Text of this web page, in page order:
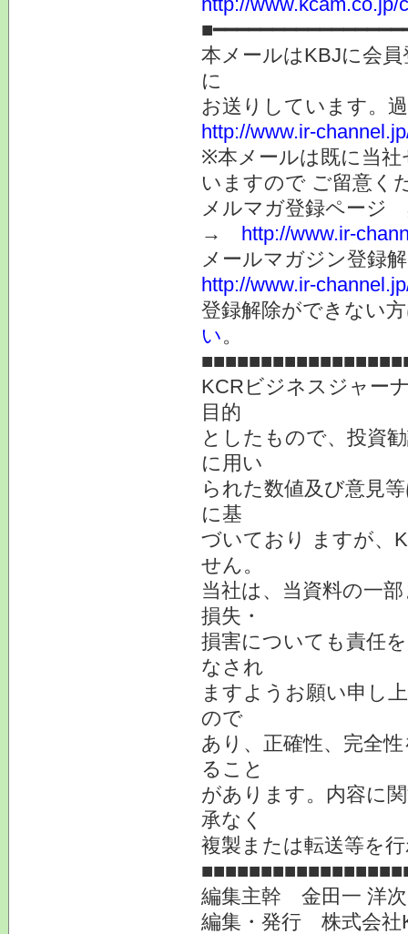
本メールはKBJに会
に
お送りしています。
http://www.ir-
※本メールは既に当
いますので ご留意く
メルマガ登録ページ
→ http://www.ir-
メールマガジン登録
http://www.ir-
登録解除ができない
い。
KCRビジネスジャー
目的
としたもので、投資
に用い
られた数値及び意見
に基
づいており ますが、
せん。
当社は、当資料の一
損失・
損害についても責任
なされ
ますようお願い申し
ので
あり、正確性、完全
ること
があります。内容に
承なく
複製または転送等を
編集主幹 金田一 洋
編集・発行 株式会社